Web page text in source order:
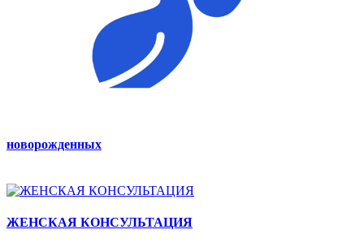
новорожденных
ЖЕНСКАЯ КОНСУЛЬТАЦИЯ